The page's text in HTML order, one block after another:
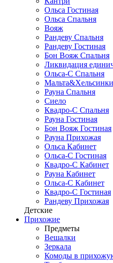
Ольса Гостиная
Ольса Спальня
Вояж
Рандеву Спальня
Рандеву Гостиная
Бон Вояж Спальня
Ликвидация
Ольса-С Спальня
Мальта&Хельсинки
Рауна Спальня
Сиело
Квадро-С Спальня
Рауна Гостиная
Бон Вояж Гостиная
Рауна Прихожая
Ольса Кабинет
Ольса-С Гостиная
Квадро-С Кабинет
Рауна Кабинет
Ольса-С Кабинет
Квадро-С Гостиная
Рандеву Прихожая
Детские
Прихожие
Предметы
Вешалки
Зеркала
Комоды в